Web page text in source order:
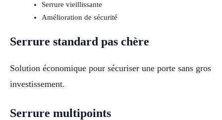
Serrure vieillissante
Amélioration de sécurité
Serrure standard pas chère
Solution économique pour sécuriser une porte sans gros
investissement.
Serrure multipoints